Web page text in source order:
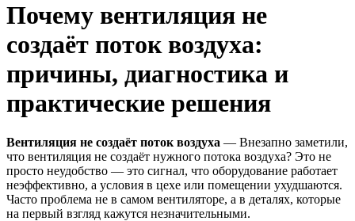
Почему вентиляция не
создаёт поток воздуха:
причины, диагностика и
практические решения
Вентиляция не создаёт поток воздуха — Внезапно заметили,
что вентиляция не создаёт нужного потока воздуха? Это не
просто неудобство — это сигнал, что оборудование работает
неэффективно, а условия в цехе или помещении ухудшаются.
Часто проблема не в самом вентиляторе, а в деталях, которые
на первый взгляд кажутся незначительными.